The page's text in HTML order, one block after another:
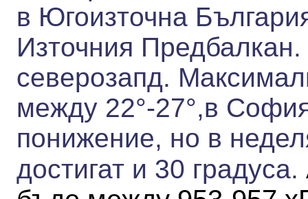
в Югоизточна
Източния
северозапд.
между 22°-27°,в
понижение, но в
достигат и 30 градуса.